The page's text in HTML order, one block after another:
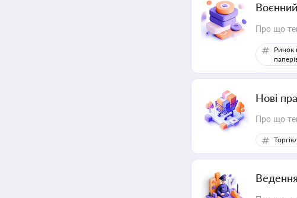
Про що
Ринок
Нові
Про що